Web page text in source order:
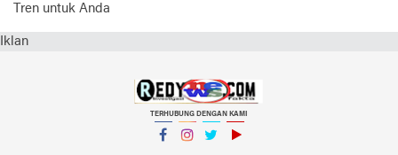
Tren untuk Anda
Iklan
TERHUBUNG DENGAN KAMI